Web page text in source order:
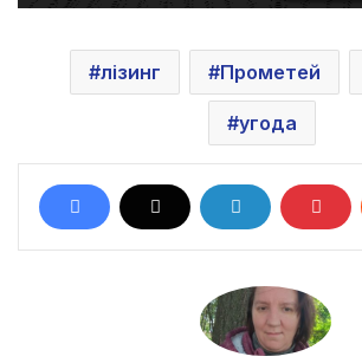
лізинг Прометей
угода